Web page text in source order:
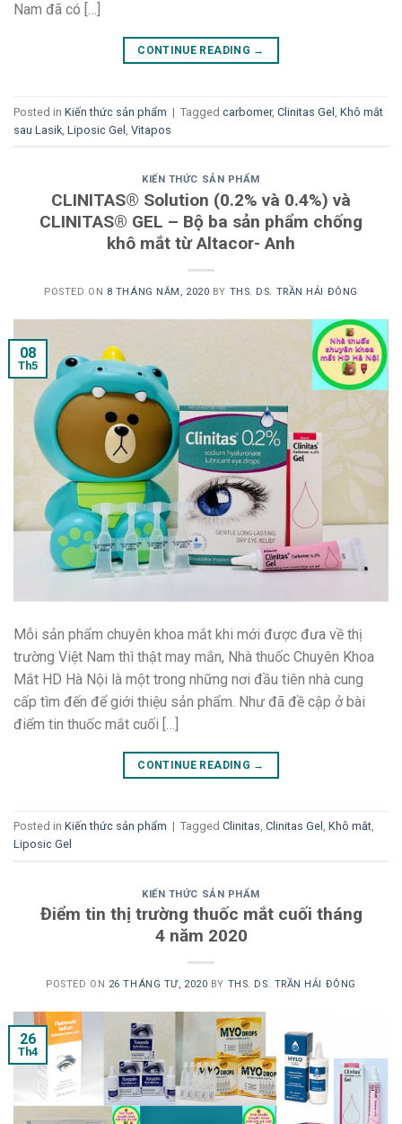
Nam đã có […]
CONTINUE READING →
Posted in Kiến thức sản phẩm | Tagged carbomer, Clinitas Gel Khô mắt
sau Lasik Liposic Gel Vitapos
KIẾN THỨC SẢN PHẨM
CLINITAS® Solution (0.2% và 0.4%) và
CLINITAS® GEL – Bộ ba sản phẩm chống
khô mắt từ Altacor- Anh
POSTED ON 8 THÁNG NĂM, 2020 BY THS. DS. TRẦN HẢI ĐÔNG
08
Th5
Mỗi sản phẩm chuyên khoa mắt khi mới được đưa về thị
trường Việt Nam thì thật may mắn, Nhà thuốc Chuyên Khoa
Mắt HD Hà Nội là một trong những nơi đầu tiên nhà cung
cấp tìm đến để giới thiệu sản phẩm. Như đã đề cập ở bài
điểm tin thuốc mắt cuối […]
CONTINUE READING →
Posted in Kiến thức sản phẩm | Tagged Clinitas, Clinitas Gel , Khô mắt,
Liposic Gel
KIẾN THỨC SẢN PHẨM
Điểm tin thị trường thuốc mắt cuối tháng
4 năm 2020
POSTED ON 26 THÁNG TƯ, 2020 BY THS. DS. TRẦN HẢI ĐÔNG
26
Th4